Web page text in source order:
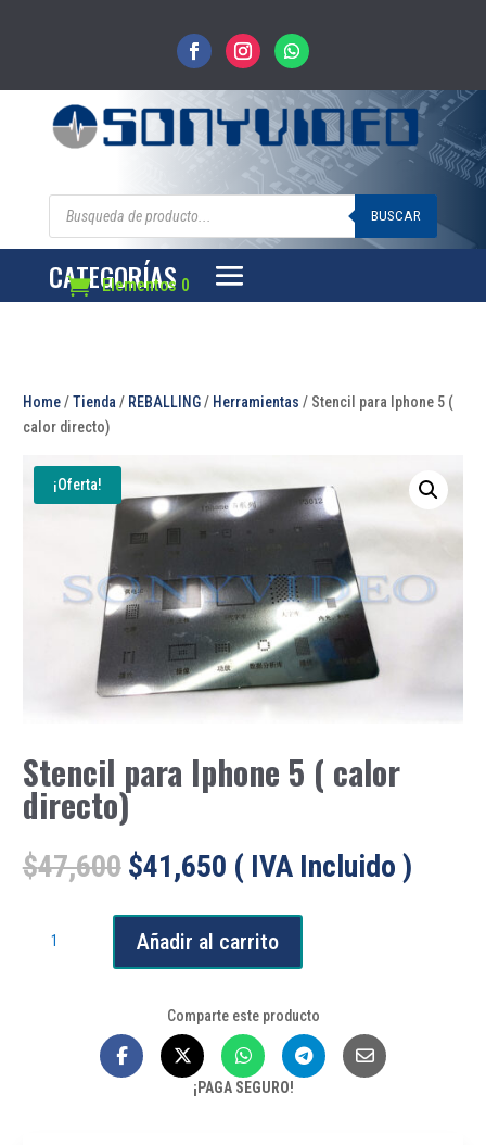
Búsqueda
BUSCAR
Elementos 0
CATEGORÍAS
Home/Tienda / REBALLING/ Herramientas / Stencil para Iphone 5 (
calor directo)
¡Oferta!
Stencil para Iphone 5 ( calor
directo)
$47,600 El
precio
original
era:
$47,600.
$41,650El
precio
actual
es:
$41,650.
( IVA Incluido )
Añadir al carrito
Comparte este producto
¡PAGA SEGURO!